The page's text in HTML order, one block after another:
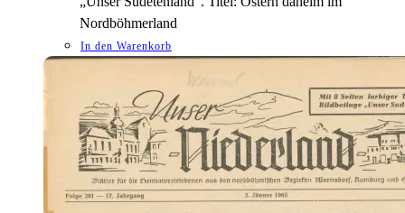
Nordböhmerland
In den Warenkorb